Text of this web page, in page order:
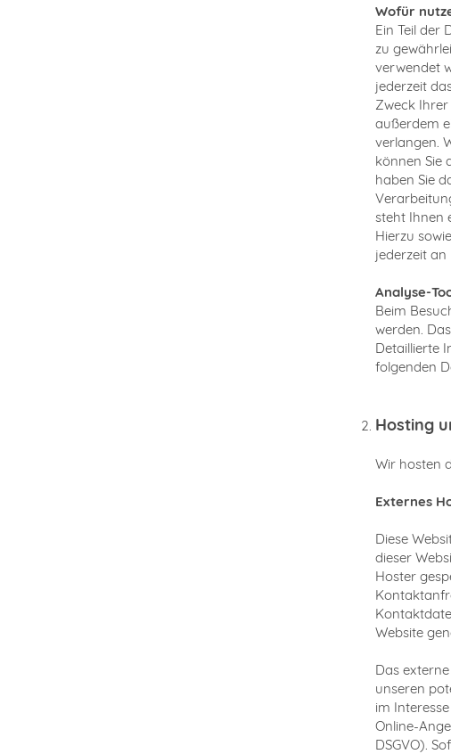
Wofür
Ein Teil der
zu
verwendet
jederzeit
Zweck
außerdem
verlangen.
können Sie
haben Sie
steht Ihnen
Hierzu
jederzeit an
Analyse-
Beim
werden.
Detaillierte
folgenden
Hosting
Wir hosten
Externes
Diese
dieser
Hoster
Website
Das
unseren
im
Online-
DSGVO).